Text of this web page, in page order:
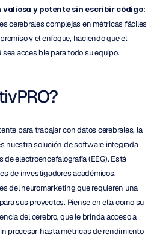
y potente sin escribir código:
cerebrales complejas en métricas fáciles
y el enfoque, haciendo que el
accesible para todo su equipo.
para trabajar con datos cerebrales, la
nuestra solución de software integrada
de electroencefalografía (EEG). Está
de investigadores académicos,
del neuromarketing que requieren una
sus proyectos. Piense en ella como su
del cerebro, que le brinda acceso a
procesar hasta métricas de rendimiento